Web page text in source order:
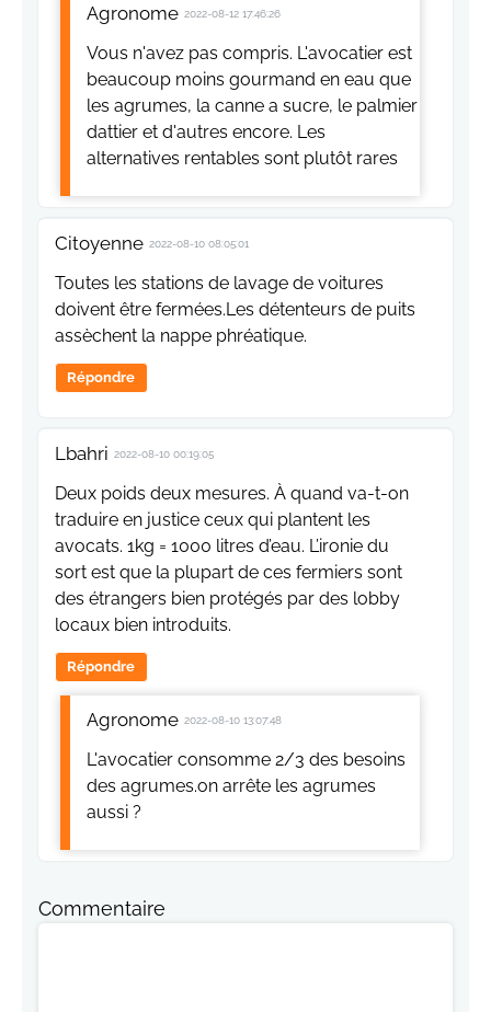
Agronome 2022-08-12 17:46:26
Vous n'avez pas compris. L'avocatier est
beaucoup moins gourmand en eau que
les agrumes, la canne a sucre, le palmier
dattier et d'autres encore. Les
alternatives rentables sont plutôt rares
Citoyenne 2022-08-10 08:05:01
Toutes les stations de lavage de voitures
doivent être fermées.Les détenteurs de puits
assèchent la nappe phréatique.
Répondre
Lbahri 2022-08-10 00:19:05
Deux poids deux mesures. À quand va-t-on
traduire en justice ceux qui plantent les
avocats. 1kg = 1000 litres d’eau. L’ironie du
sort est que la plupart de ces fermiers sont
des étrangers bien protégés par des lobby
locaux bien introduits.
Répondre
Agronome 2022-08-10 13:07:48
L'avocatier consomme 2/3 des besoins
des agrumes.on arrête les agrumes
aussi ?
Commentaire